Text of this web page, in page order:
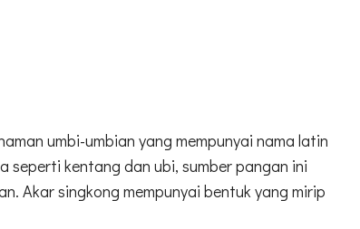
umbi-umbian yang mempunyai nama latin
seperti kentang dan ubi, sumber pangan ini
Akar singkong mempunyai bentuk yang mirip